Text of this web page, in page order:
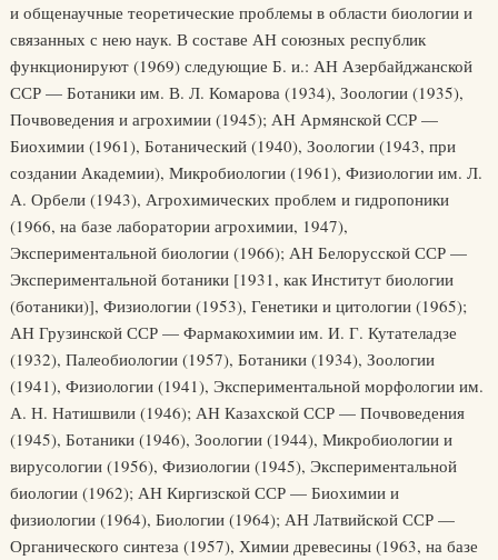
и общенаучные теоретические проблемы в области биологии и
связанных с нею наук. В составе АН союзных республик
функционируют (1969) следующие Б. и.: АН Азербайджанской
ССР — Ботаники им. В. Л. Комарова (1934), Зоологии (1935),
Почвоведения и агрохимии (1945); АН Армянской ССР —
Биохимии (1961), Ботанический (1940), Зоологии (1943, при
создании Академии), Микробиологии (1961), Физиологии им. Л.
А. Орбели (1943), Агрохимических проблем и гидропоники
(1966, на базе лаборатории агрохимии, 1947),
Экспериментальной биологии (1966); АН Белорусской ССР —
Экспериментальной ботаники [1931, как Институт биологии
(ботаники)], Физиологии (1953), Генетики и цитологии (1965);
АН Грузинской ССР — Фармакохимии им. И. Г. Кутателадзе
(1932), Палеобиологии (1957), Ботаники (1934), Зоологии
(1941), Физиологии (1941), Экспериментальной морфологии им.
А. Н. Натишвили (1946); АН Казахской ССР — Почвоведения
(1945), Ботаники (1946), Зоологии (1944), Микробиологии и
вирусологии (1956), Физиологии (1945), Экспериментальной
биологии (1962); АН Киргизской ССР — Биохимии и
физиологии (1964), Биологии (1964); АН Латвийской ССР —
Органического синтеза (1957), Химии древесины (1963, на базе